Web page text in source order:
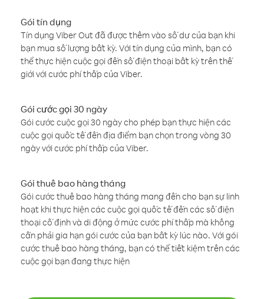
Gói tín dụng
Tín dụng Viber Out đã được thêm vào số dư của bạn khi
bạn mua số lượng bất kỳ. Với tín dụng của mình, bạn có
thể thực hiện cuộc gọi đến số điện thoại bất kỳ trên thế
giới với cước phí thấp của Viber.
Gói cước gọi 30 ngày
Gói cước cuộc gọi 30 ngày cho phép bạn thực hiện các
cuộc gọi quốc tế đến địa điểm bạn chọn trong vòng 30
ngày với cước phí thấp của Viber.
Gói thuê bao hàng tháng
Gói cước thuê bao hàng tháng mang đến cho bạn sự linh
hoạt khi thực hiện các cuộc gọi quốc tế đến các số điện
thoại cố định và di động ở mức cước phí thấp mà không
cần phải gia hạn gói cước của bạn bất kỳ lúc nào. Với gói
cước thuê bao hàng tháng, bạn có thể tiết kiệm trên các
cuộc gọi bạn đang thực hiện